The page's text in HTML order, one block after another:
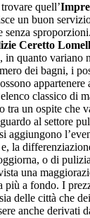
quell’
un buon
senza
Ceretto
in quanto variano
dei bagni, i
appartenere
classico di
tra un ospite che
al settore
aggiungono
la
o di
una
più a fondo. I
delle città che
anche derivati